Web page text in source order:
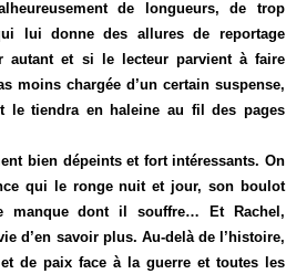
de longueurs, de trop
lui donne des allures de reportage
autant et si le lecteur parvient à faire
moins chargée d’un certain suspense,
le tiendra en haleine au fil des pages
bien dépeints et fort intéressants. On
qui le ronge nuit et jour, son boulot
manque dont il souffre… Et Rachel,
d’en savoir plus. Au-delà de l’histoire,
de paix face à la guerre et toutes les